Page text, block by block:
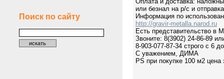
Поиск по сайту
или безнал на р/c и
Информация по
http://gravir-metalla.narod.ru
Есть представительство в
Звоните: 8(3902) 24-86-89
8-903-077-87-34 строго с 6
С уважением, ДИМА
PS при покупке 100 м2 цена